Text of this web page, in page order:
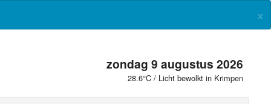
×
zondag 9 augustus 2026
28.6°C / Licht bewolkt in Krimpen